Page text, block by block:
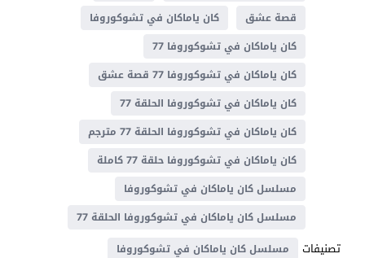
قصة عشق
كان ياماكان في تشوكوروفا
كان ياماكان في تشوكوروفا 77
كان ياماكان في تشوكوروفا 77 قصة عشق
كان ياماكان في تشوكوروفا الحلقة 77
كان ياماكان في تشوكوروفا الحلقة 77 مترجم
كان ياماكان في تشوكوروفا حلقة 77 كاملة
مسلسل كان ياماكان في تشوكوروفا
مسلسل كان ياماكان في تشوكوروفا الحلقة 77
تصنيفات مسلسل كان ياماكان في تشوكوروفا